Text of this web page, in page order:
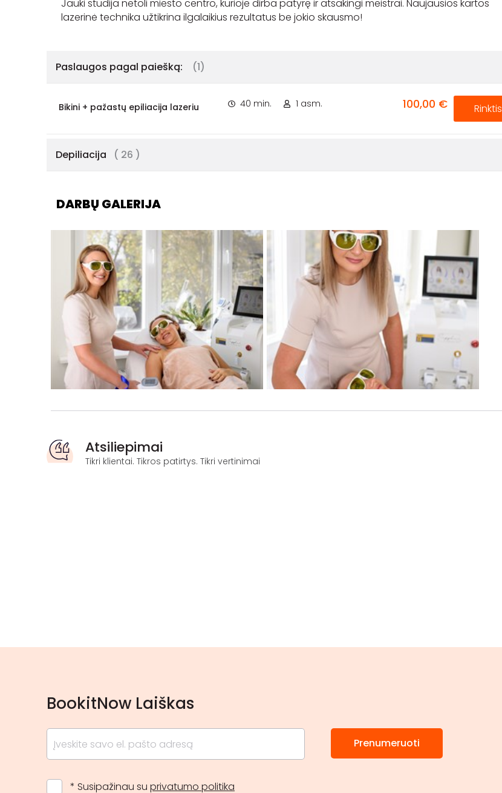
Jauki studija netoli miesto centro, kurioje dirba patyrę ir atsakingi meistrai. Naujausios kartos
Paslaugos pagal paiešką: (1)
Bikini + pažastų epiliacija lazeriu 40 min. 1 asm. 100,00 € Rinktis
Depiliacija ( 26 )
DARBŲ GALERIJA
Atsiliepimai
Tikri klientai. Tikros patirtys. Tikri vertinimai
BookitNow Laiškas
* Susipažinau su privatumo politika
Prenumeruoti